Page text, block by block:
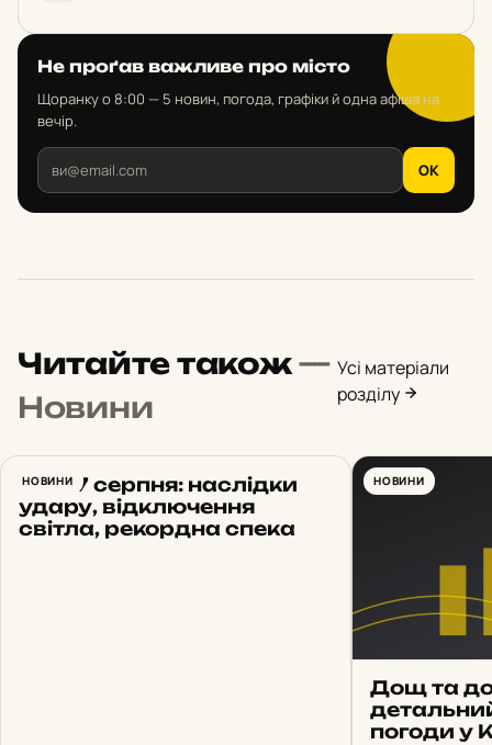
Не проґав важливе про місто
Щоранку о 8:00 — 5 новин, погода, графіки й одна афіша на
вечір.
OK
Читайте також—
Новини
Усі матеріали
розділу
НОВИНИ
Київ 7 серпня: наслідки
удару, відключення
світла, рекордна спека
НОВИНИ
Дощ та до
погоди у